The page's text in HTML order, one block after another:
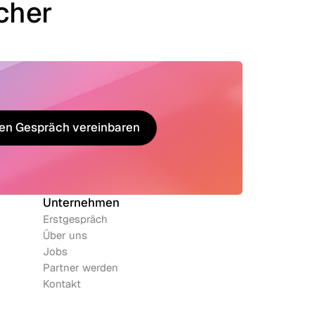
Gespräch vereinbaren
Gespräch vereinbaren
Unternehmen
Erstgespräch
Über uns
Jobs
Partner werden
Kontakt